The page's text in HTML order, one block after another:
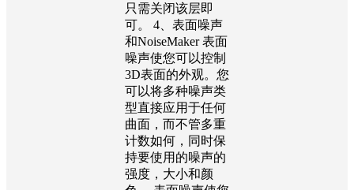
只需关闭该层即
可。 4、表面噪声
和NoiseMaker 表面
噪声使您可以控制
3D表面的外观。您
可以将多种噪声类
型直接应用于任何
曲面，而不管多重
计数如何，同时保
持要使用的噪声的
强度，大小和颜